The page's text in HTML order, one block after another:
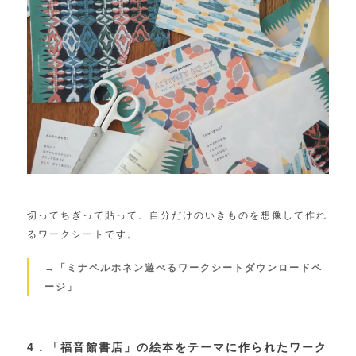
切ってちぎって貼って、自分だけのいきものを想像して作れ
るワークシートです。
→「ミナペルホネン遊べるワークシートダウンロードペ
ージ」
4．「福音館書店」の絵本をテーマに作られたワーク